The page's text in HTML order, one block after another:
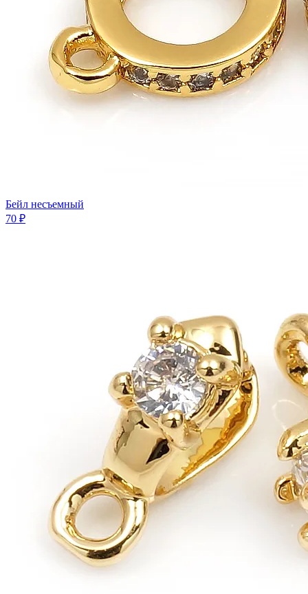
Бейл несъемный
70 ₽